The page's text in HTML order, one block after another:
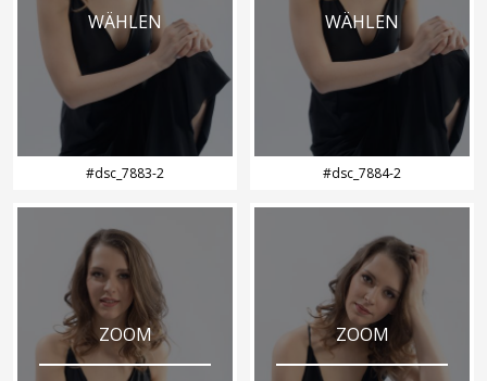
WÄHLEN
#dsc_7883-2
WÄHLEN
#dsc_7884-2
ZOOM ZOOM